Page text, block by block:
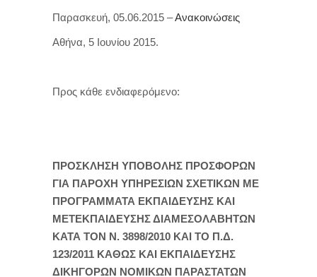
Παρασκευή, 05.06.2015 –Ανακοινώσεις
Αθήνα, 5 Ιουνίου 2015.
Προς κάθε ενδιαφερόμενο:
ΠΡΟΣΚΛΗΣΗ ΥΠΟΒΟΛΗΣ ΠΡΟΣΦΟΡΩΝ
ΓΙΑ ΠΑΡΟΧΗ ΥΠΗΡΕΣΙΩΝ ΣΧΕΤΙΚΩΝ ΜΕ
ΠΡΟΓΡΑΜΜΑΤΑ ΕΚΠΑΙΔΕΥΣΗΣ ΚΑΙ
ΜΕΤΕΚΠΑΙΔΕΥΣΗΣ ΔΙΑΜΕΣΟΛΑΒΗΤΩΝ
ΚΑΤΑ ΤΟΝ Ν. 3898/2010 ΚΑΙ ΤΟ Π.Δ.
123/2011 ΚΑΘΩΣ ΚΑΙ ΕΚΠΑΙΔΕΥΣΗΣ
ΔΙΚΗΓΟΡΩΝ ΝΟΜΙΚΩΝ ΠΑΡΑΣΤΑΤΩΝ